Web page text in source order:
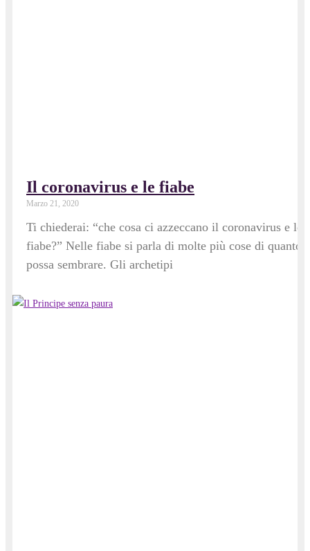
Il coronavirus e le fiabe
Marzo 21, 2020
Ti chiederai: “che cosa ci azzeccano il coronavirus e le
fiabe?” Nelle fiabe si parla di molte più cose di quanto
possa sembrare. Gli archetipi